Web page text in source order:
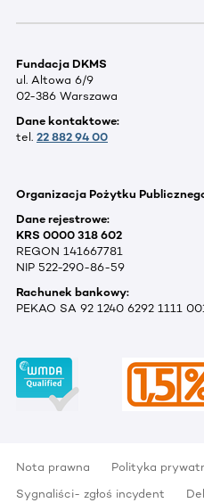
Fundacja DKMS
ul. Altowa 6/9
02-386 Warszawa
Dane kontaktowe:
tel. 22 882 94 00
Organizacja Pożytku
Dane rejestrowe:
KRS 0000 318 602
REGON 141667781
NIP 522-290-86-59
Rachunek bankowy:
PEKAO SA 92 1240 6292 1111
Nota prawna Polityka
Sygnaliści- zgłoś incydent